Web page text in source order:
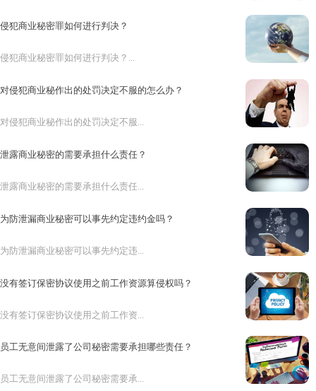
侵犯商业秘密罪如何进行判决？
侵犯商业秘密罪如何进行判决？...
对侵犯商业秘作出的处罚决定不服的怎么办？
对侵犯商业秘作出的处罚决定不服...
泄露商业秘密的需要承担什么责任？
泄露商业秘密的需要承担什么责任...
为防泄漏商业秘密可以事先约定违约金吗？
为防泄漏商业秘密可以事先约定违...
没有签订保密协议使用之前工作资源算侵权吗？
没有签订保密协议使用之前工作资...
员工无意间泄露了公司秘密需要承担哪些责任？
员工无意间泄露了公司秘密需要承...